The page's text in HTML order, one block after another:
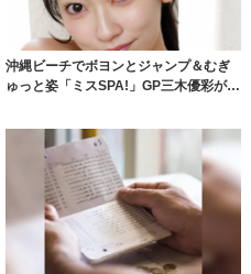
沖縄ビーチでボヨンとジャンプ＆むぎ
ゅっと姿「ミスSPA!」GP三木優彩が写